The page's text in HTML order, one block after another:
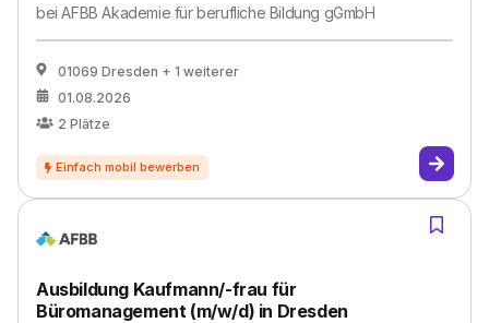
beiAFBB Akademie für berufliche Bildung gGmbH
01069 Dresden + 1 weiterer
01.08.2026
2 Plätze
Ausbildung Kaufmann/-frau für
Büromanagement (m/w/d) in Dresden